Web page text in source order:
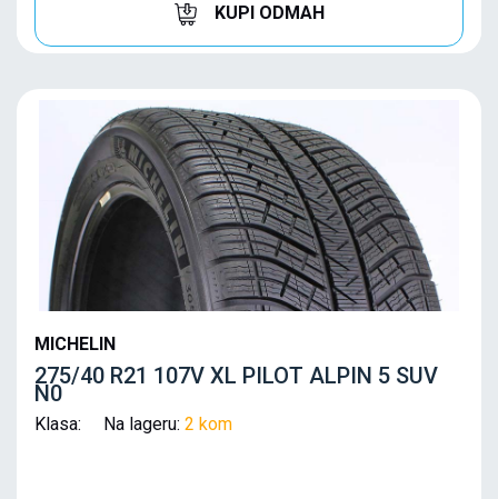
KUPI ODMAH
MICHELIN
275/40 R21 107V XL PILOT ALPIN 5 SUV
N0
Klasa: Na lageru: 2 kom